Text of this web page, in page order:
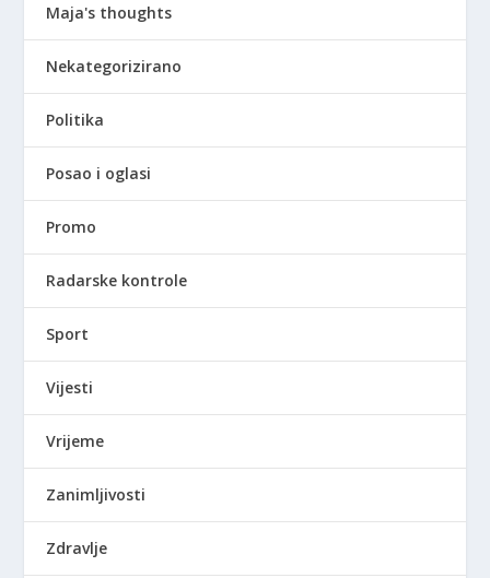
Maja's thoughts
Nekategorizirano
Politika
Posao i oglasi
Promo
Radarske kontrole
Sport
Vijesti
Vrijeme
Zanimljivosti
Zdravlje